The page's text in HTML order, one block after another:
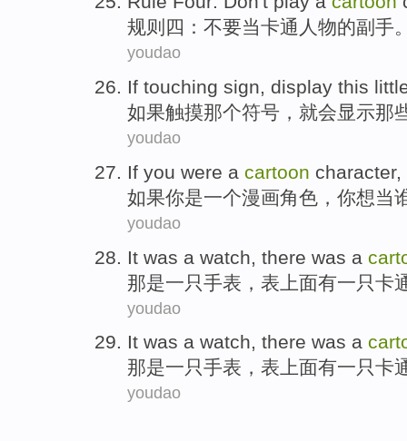
规则 四 ： 不要当卡通 人物的副手
youdao
If touching sign, display this
如果触摸那个符号 ，就会显示那
youdao
If you were a cartoon character,
如果你是一个漫画角色 ，你想当
youdao
It was a watch there was a
那是一 只手表 ，表上面有一只卡
youdao
It was a watch, there was a
那是一只手表 ，表上面有一只卡
youdao